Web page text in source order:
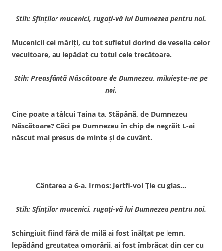
Stih: Sfinţilor mucenici, rugaţi-vă lui Dumnezeu pentru noi.
Mucenicii cei măriţi, cu tot sufletul dorind de veselia celor
vecuitoare, au lepădat cu totul cele trecătoare.
Stih: Preasfântă Născătoare de Dumnezeu, miluieşte-ne pe
noi.
Cine poate a tâlcui Taina ta, Stăpână, de Dumnezeu
Născătoare? Căci pe Dumnezeu în chip de negrăit L-ai
născut mai presus de minte şi de cuvânt.
Cântarea a 6-a. Irmos: Jertfi-voi Ţie cu glas…
Stih: Sfinţilor mucenici, rugaţi-vă lui Dumnezeu pentru noi.
Schingiuit fiind fără de milă ai fost înălţat pe lemn,
lepădând greutatea omorârii, ai fost îmbrăcat din cer cu